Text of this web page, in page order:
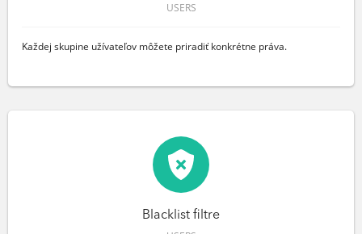
USERS
Každej skupine užívateľov môžete priradiť konkrétne práva.
Blacklist filtre